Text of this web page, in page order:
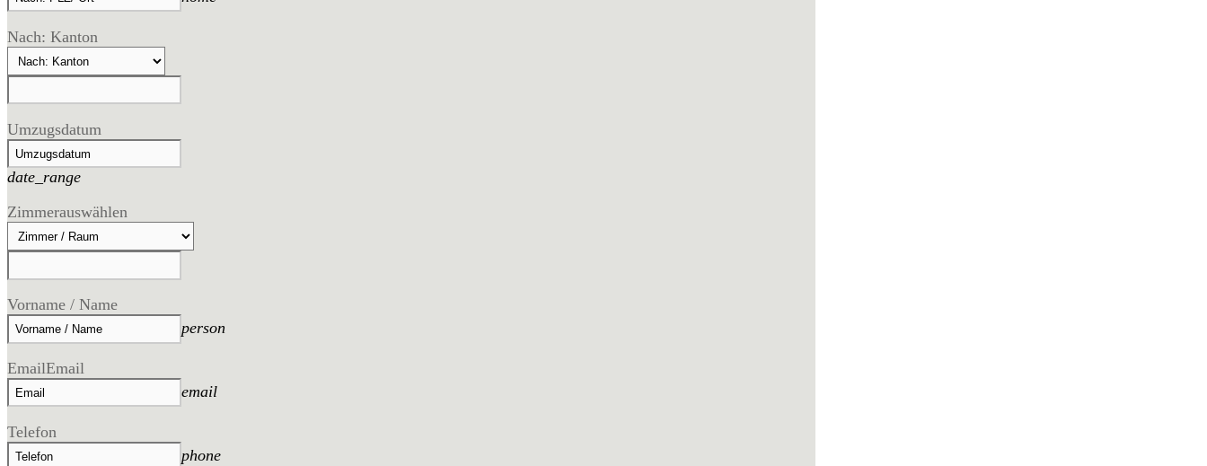
Nach: Kanton
Umzugsdatum
date_range
Zimmerauswählen
Vorname / Name
person
EmailEmail
email
Telefon
phone